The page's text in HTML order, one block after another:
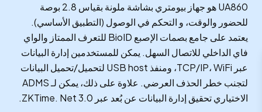
UA860 هو جهاز بيومتري بشاشة ملونة بقياس 2.8 بوصة
للحضور والوقت، و التحكم في الوصول (التطبيق الأساسي).
يعتمد على جامع بصمات الإصبع BioID للتعرف الممتاز والواي
فاي الداخلي للاتصال السهل. يمكن للمستخدمين إدارة البيانات
عبر TCP/IP، WiFi، ومنفذ USB host لتحميل/تحميل البيانات
لتجنب خطر الحذف العرضي. علاوة على ذلك، يمكن لـ ADMS
الاختياري تحقيق إدارة البيانات عن بُعد عبر ZKTime. Net 3.0.